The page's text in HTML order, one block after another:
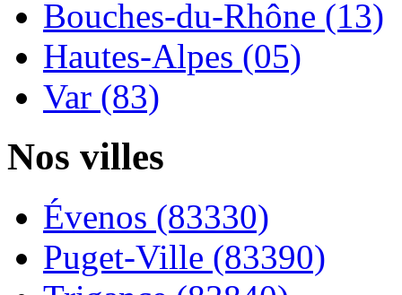
Bouches-du-Rhône (13)
Hautes-Alpes (05)
Var (83)
Nos villes
Évenos (83330)
Puget-Ville (83390)